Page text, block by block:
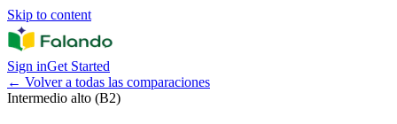
Skip to content
Sign inGet Started
← Volver a todas las comparaciones
Intermedio alto (B2)